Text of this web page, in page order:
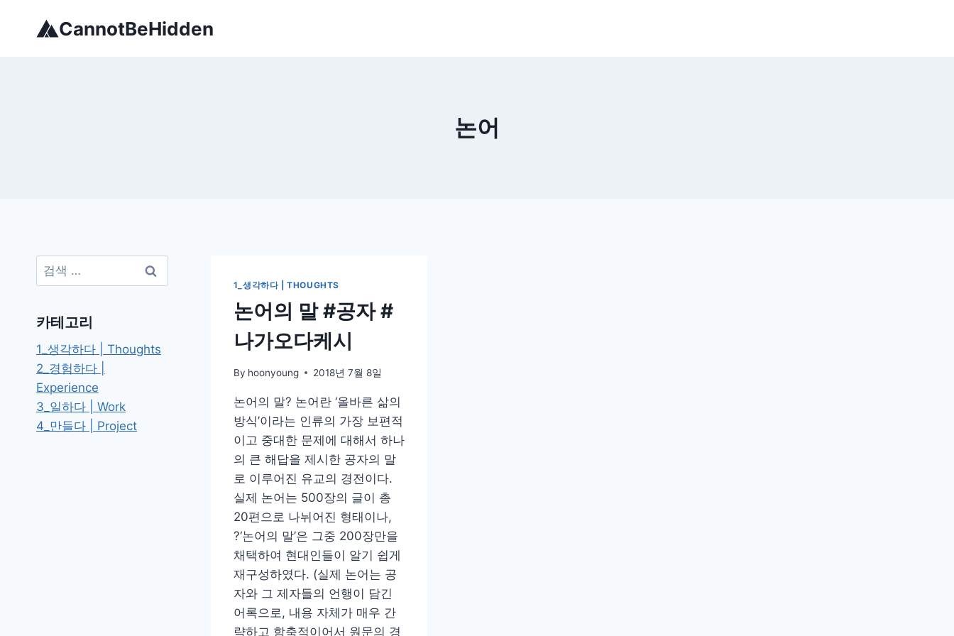
CannotBeHidden
논어
1_생각하다 | THOUGHTS
논어의 말 #공자 #
나가오다케시
By hoonyoung 2018년 7월 8일
논어의 말? 논어란 ‘올바른 삶의
방식’이라는 인류의 가장 보편적
이고 중대한 문제에 대해서 하나
의 큰 해답을 제시한 공자의 말
로 이루어진 유교의 경전이다.
실제 논어는 500장의 글이 총
20편으로 나뉘어진 형태이나,
?‘논어의 말’은 그중 200장만을
채택하여 현대인들이 알기 쉽게
재구성하였다. (실제 논어는 공
자와 그 제자들의 언행이 담긴
어록으로, 내용 자체가 매우 간
략하고 함축적이어서 원문의 경
검
색:
카테고리
1_생각하다 | Thoughts
2_경험하다 |
Experience
3_일하다 | Work
4_만들다 | Project